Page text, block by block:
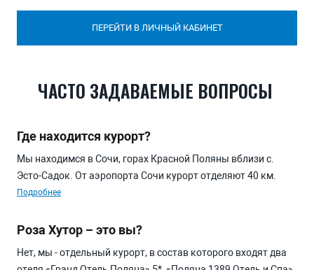
ПЕРЕЙТИ В ЛИЧНЫЙ КАБИНЕТ
ЧАСТО ЗАДАВАЕМЫЕ ВОПРОСЫ
Где находится курорт?
Мы находимся в Сочи, горах Красной Поляны вблизи с.
Эсто-Садок. От аэропорта Сочи курорт отделяют 40 км.
Полное название курорта Горно-туристический центр ПАО
г. Сочи, Адлерский район, с. Эсто-Садок, улица Ачипсинская,
Подробнее
Роза Хутор – это вы?
Нет, мы - отдельный курорт, в состав которого входят два